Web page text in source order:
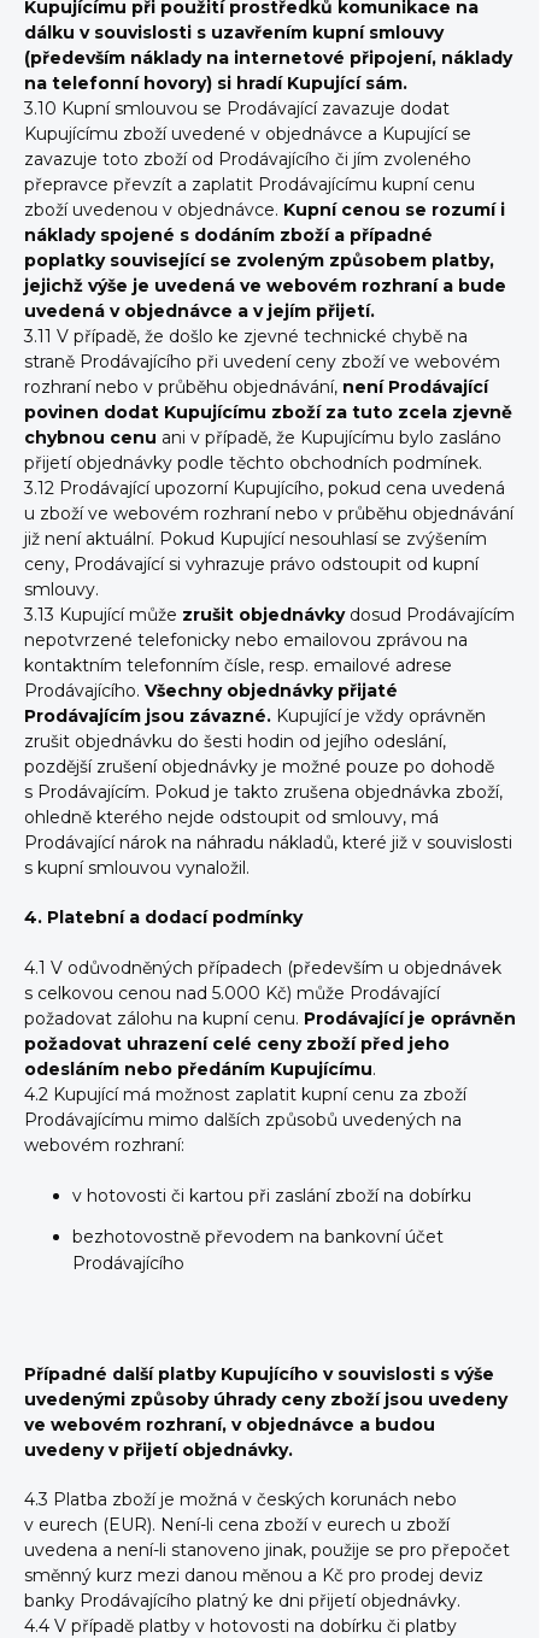
Kupujícímu při použití prostředků komunikace na
dálku v souvislosti s uzavřením kupní smlouvy
(především náklady na internetové připojení, náklady
na telefonní hovory) si hradí Kupující sám.
3.10 Kupní smlouvou se Prodávající zavazuje dodat
Kupujícímu zboží uvedené v objednávce a Kupující se
zavazuje toto zboží od Prodávajícího či jím zvoleného
přepravce převzít a zaplatit Prodávajícímu kupní cenu
zboží uvedenou v objednávce. Kupní cenou se rozumí i
náklady spojené s dodáním zboží a případné
poplatky související se zvoleným způsobem platby,
jejichž výše je uvedená ve webovém rozhraní a bude
uvedená v objednávce a v jejím přijetí.
3.11 V případě, že došlo ke zjevné technické chybě na
straně Prodávajícího při uvedení ceny zboží ve webovém
rozhraní nebo v průběhu objednávání, není Prodávající
povinen dodat Kupujícímu zboží za tuto zcela zjevně
chybnou cenu ani v případě, že Kupujícímu bylo zasláno
přijetí objednávky podle těchto obchodních podmínek.
3.12 Prodávající upozorní Kupujícího, pokud cena uvedená
u zboží ve webovém rozhraní nebo v průběhu objednávání
již není aktuální. Pokud Kupující nesouhlasí se zvýšením
ceny, Prodávající si vyhrazuje právo odstoupit od kupní
smlouvy.
3.13 Kupující může zrušit objednávkydosud Prodávajícím
nepotvrzené telefonicky nebo emailovou zprávou na
kontaktním telefonním čísle, resp. emailové adrese
Prodávajícího. Všechny objednávky přijaté
Prodávajícím jsou závazné. Kupující je vždy oprávněn
zrušit objednávku do šesti hodin od jejího odeslání,
pozdější zrušení objednávky je možné pouze po dohodě
s Prodávajícím. Pokud je takto zrušena objednávka zboží,
ohledně kterého nejde odstoupit od smlouvy, má
Prodávající nárok na náhradu nákladů, které již v souvislosti
s kupní smlouvou vynaložil.
4. Platební a dodací podmínky
4.1 V odůvodněných případech (především u objednávek
s celkovou cenou nad 5.000 Kč) může Prodávající
požadovat zálohu na kupní cenu. Prodávající je oprávněn
požadovat uhrazení celé ceny zboží před jeho
odesláním nebo předáním Kupujícímu.
4.2 Kupující má možnost zaplatit kupní cenu za zboží
Prodávajícímu mimo dalších způsobů uvedených na
webovém rozhraní:
v hotovosti či kartou při zaslání zboží na dobírku
bezhotovostně převodem na bankovní účet
Prodávajícího
Případné další platby Kupujícího v souvislosti s výše
uvedenými způsoby úhrady ceny zboží jsou uvedeny
ve webovém rozhraní, v objednávce a budou
uvedeny v přijetí objednávky.
4.3 Platba zboží je možná v českých korunách nebo
v eurech (EUR). Není-li cena zboží v eurech u zboží
uvedena a není-li stanoveno jinak, použije se pro přepočet
směnný kurz mezi danou měnou a Kč pro prodej deviz
banky Prodávajícího platný ke dni přijetí objednávky.
4.4 V případě platby v hotovosti na dobírku či platby